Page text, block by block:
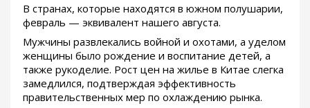
В странах, которые находятся в южном полушарии,
февраль — эквивалент нашего августа.
Мужчины развлекались войной и охотами, а уделом
женщины было рождение и воспитание детей, а
также рукоделие. Рост цен на жилье в Китае слегка
замедлился, подтверждая эффективность
правительственных мер по охлаждению рынка.